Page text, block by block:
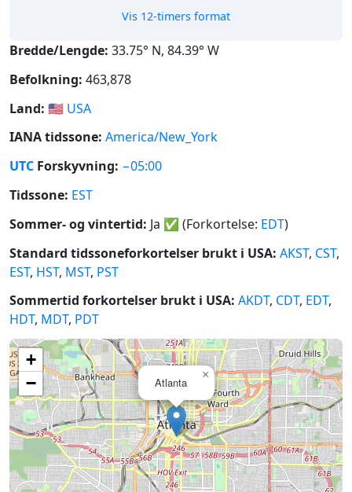
Vis 12-timers format
Bredde/Lengde: 33.75° N, 84.39° W
Befolkning: 463,878
Land: 🇺🇸 USA
IANA tidssone: America/New_York
UTC Forskyvning: −05:00
Tidssone: EST
Sommer- og vintertid: Ja ✅ (Forkortelse: EDT)
Standard tidssoneforkortelser brukt i USA: AKST, CST,
EST, HST, MST, PST
Sommertid forkortelser brukt i USA: AKDT, CDT, EDT,
HDT, MDT, PDT
Atlanta
×
+
−